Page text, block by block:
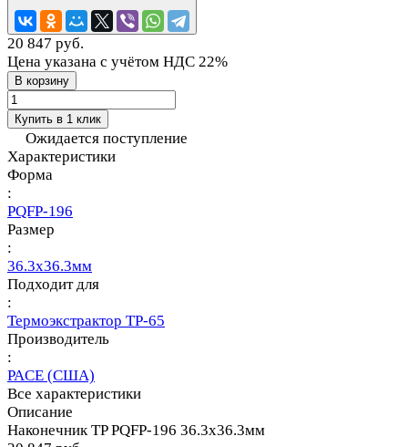
20 847 руб.
Цена указана с учётом НДС 22%
В корзину
Купить в 1 клик
Ожидается поступление
Характеристики
Форма
:
PQFP-196
Размер
:
36.3x36.3мм
Подходит для
:
Термоэкстрактор TP-65
Производитель
:
PACE (США)
Все характеристики
Описание
Наконечник TP PQFP-196 36.3x36.3мм